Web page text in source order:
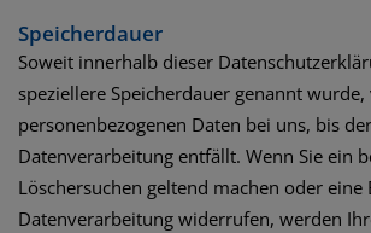
Speicherdauer
Soweit innerhalb dieser
speziellere Speicherdauer genannt
personenbezogenen Daten bei uns, bis
Datenverarbeitung entfällt. Wenn Sie ein
Löschersuchen geltend machen oder
Datenverarbeitung widerrufen, werden